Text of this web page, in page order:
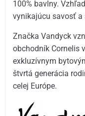
100% bavlny.
vynikajúcu savosť a
Značka Vandyck
obchodník Cornelis
exkluzívnym
štvrtá generácia
celej Európe.